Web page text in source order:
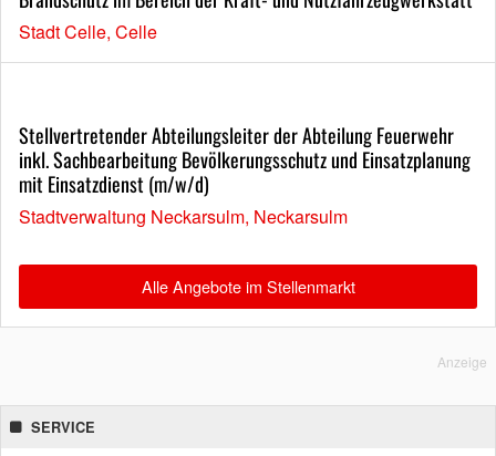
Stadt Celle, Celle
Stellvertretender Abteilungsleiter der Abteilung Feuerwehr
inkl. Sachbearbeitung Bevölkerungsschutz und Einsatzplanung
mit Einsatzdienst (m/w/d)
Stadtverwaltung Neckarsulm, Neckarsulm
Alle Angebote im Stellenmarkt
Anzeige
SERVICE